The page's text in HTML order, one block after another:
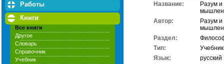
Работы
Книги
Все книги
Другое
Словарь
Справочник
Учебник
Название:
Разум
Автор:
Разум
Раздел:
Тип:
Учебник
Язык:
русский